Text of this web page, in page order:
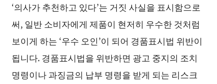
‘의사가 추천하고 있다’는 거짓 사실을 표시함으로
써, 일반 소비자에게 제품이 현저히 우수한 것처럼
보이게 하는 ‘우수 오인’이 되어 경품표시법 위반이
됩니다. 경품표시법을 위반하면 광고 중지의 조치
명령이나 과징금의 납부 명령을 받게 되는 리스크